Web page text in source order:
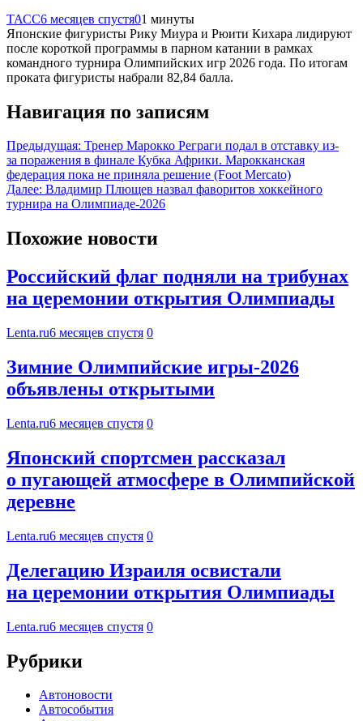
ТАСС6 месяцев спустя01 минуты
Японские фигуристы Рику Миура и Рюити Кихара лидируют
после короткой программы в парном катании в рамках
командного турнира Олимпийских игр 2026 года. По итогам
проката фигуристы набрали 82,84 балла.
Навигация по записям
Предыдущая: Тренер Марокко Реграги подал в отставку из-
за поражения в финале Кубка Африки. Марокканская
федерация пока не приняла решение (Foot Mercato)
Далее: Владимир Плющев назвал фаворитов хоккейного
турнира на Олимпиаде-2026
Похожие новости
Российский флаг подняли на трибунах
на церемонии открытия Олимпиады
Lenta.ru6 месяцев спустя 0
Зимние Олимпийские игры-2026
объявлены открытыми
Lenta.ru6 месяцев спустя 0
Японский спортсмен рассказал
о пугающей атмосфере в Олимпийской
деревне
Lenta.ru6 месяцев спустя 0
Делегацию Израиля освистали
на церемонии открытия Олимпиады
Lenta.ru6 месяцев спустя 0
Рубрики
Автоновости
Автособытия